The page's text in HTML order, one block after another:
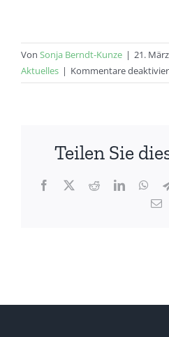
Von Sonja Berndt-Kunze | 21.
Aktuelles | Kommentare
Teilen Sie
Facebook
X RedditLinkedIn
E-